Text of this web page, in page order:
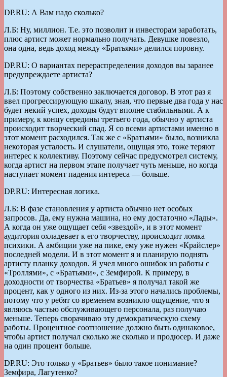
DP.RU: А Вам надо сколько?
Л.Б: Ну, миллион. Т.е. это позволит и инвесторам заработать,
плюс артист может нормально получать. Девушке повезло,
она одна, ведь доход между «Братьями» делился поровну.
DP.RU: О вариантах перераспределения доходов вы заранее
предупреждаете артиста?
Л.Б: Поэтому собственно заключается договор. В этот раз я
ввел прогрессирующую шкалу, зная, что первые два года у нас
будет некий успех, доходы будут вполне стабильными. А к
примеру, к концу середины третьего года, обычно у артиста
происходит творческий спад. Я со всеми артистами именно в
этот момент расходился. Так же с «Братьями» было, возникла
некоторая усталость. И слушатели, ощущая это, тоже теряют
интерес к коллективу. Поэтому сейчас предусмотрел систему,
когда артист на первом этапе получает чуть меньше, но когда
наступает момент падения интереса — больше.
DP.RU: Интересная логика.
Л.Б: В фазе становления у артиста обычно нет особых
запросов. Да, ему нужна машина, но ему достаточно «Лады».
А когда он уже ощущает себя «звездой», и в этот момент
аудитория охладевает к его творчеству, происходит ломка
психики. А амбиции уже на пике, ему уже нужен «Крайслер»
последней модели. И в этот момент я и планирую поднять
артисту планку доходов. Я учел много ошибок из работы с
«Троллями», с «Братьями», с Земфирой. К примеру, в
доходности от творчества «Братьев» я получал такой же
процент, как у одного из них. Из-за этого начались проблемы,
потому что у ребят со временем возникло ощущение, что я
являюсь частью обслуживающего персонала, раз получаю
меньше. Теперь сворачиваю эту демократическую схему
работы. Процентное соотношение должно быть одинаковое,
чтобы артист получал сколько же сколько и продюсер. И даже
на один процент больше.
DP.RU: Это только у «Братьев» было такое понимание?
Земфира, Лагутенко?